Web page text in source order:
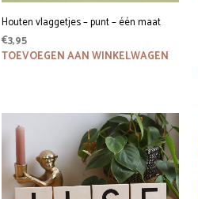
Houten vlaggetjes – punt – één maat
€3,95
TOEVOEGEN AAN WINKELWAGEN